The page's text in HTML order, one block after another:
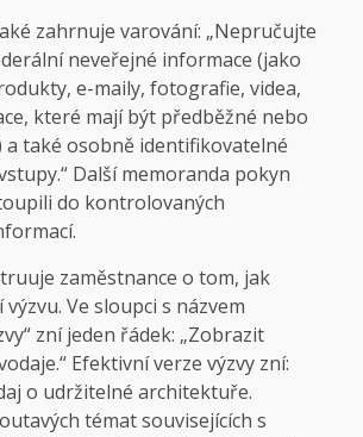
zahrnuje varování: „Nepručujte
neveřejné informace (jako
e-maily, fotografie, videa,
které mají být předběžné nebo
a také osobně identifikovatelné
Další memoranda pokyn
do kontrolovaných
zaměstnance o tom, jak
Ve sloupci s názvem
zní jeden řádek: „Zobrazit
Efektivní verze výzvy zní:
o udržitelné architektuře.
témat souvisejících s